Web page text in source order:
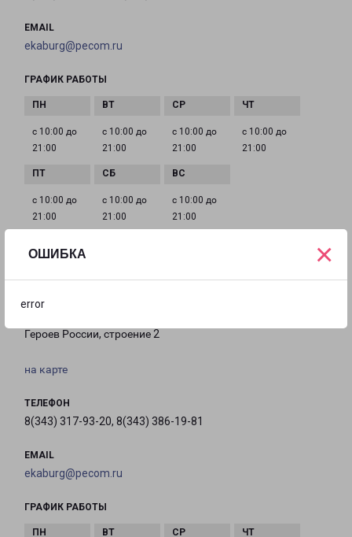
ОШИБКА
error
×
EMAIL
ekaburg@pecom.ru
ГРАФИК РАБОТЫ
с 10:00 до
21:00
с 10:00 до
21:00
с 10:00 до
21:00
с 10:00 до
21:00
с 10:00 до
21:00
с 10:00 до
21:00
с 10:00 до
21:00
Героев России, строение 2
на карте
ТЕЛЕФОН
8(343) 317-93-20, 8(343) 386-19-81
EMAIL
ekaburg@pecom.ru
ГРАФИК РАБОТЫ